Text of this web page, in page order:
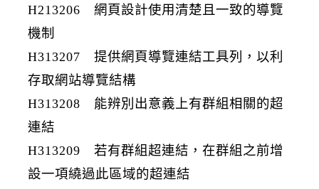
H213206 網頁設計使用清楚且一致的導覽
機制
H313207 提供網頁導覽連結工具列，以利
存取網站導覽結構
H313208 能辨別出意義上有群組相關的超
連結
H313209 若有群組超連結，在群組之前增
設一項繞過此區域的超連結